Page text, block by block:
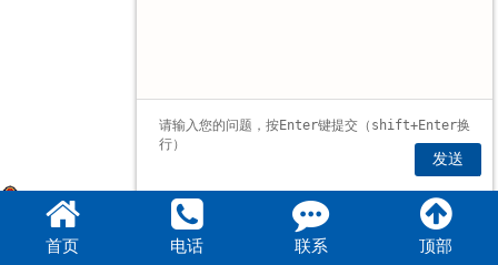
首页 电话 联系 顶部
发送
豫公网安备 41077102000193号